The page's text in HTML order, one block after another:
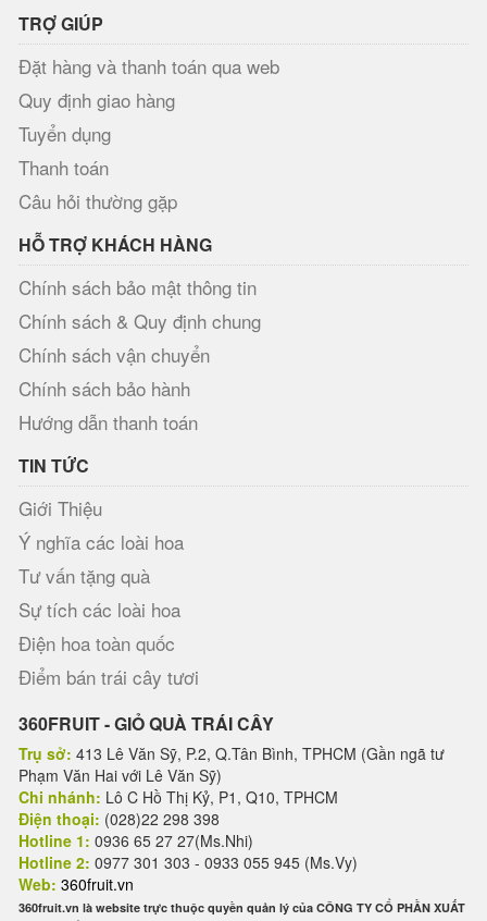
TRỢ GIÚP
Đặt hàng và thanh toán qua web
Quy định giao hàng
Tuyển dụng
Thanh toán
Câu hỏi thường gặp
HỖ TRỢ KHÁCH HÀNG
Chính sách bảo mật thông tin
Chính sách & Quy định chung
Chính sách vận chuyển
Chính sách bảo hành
Hướng dẫn thanh toán
TIN TỨC
Giới Thiệu
Ý nghĩa các loài hoa
Tư vấn tặng quà
Sự tích các loài hoa
Điện hoa toàn quốc
Điểm bán trái cây tươi
360FRUIT - GIỎ QUÀ TRÁI CÂY
Trụ sở: 413 Lê Văn Sỹ, P.2, Q.Tân Bình, TPHCM (Gần ngã tư
Phạm Văn Hai với Lê Văn Sỹ)
Chi nhánh: Lô C Hồ Thị Kỷ, P1, Q10, TPHCM
Điện thoại: (028)22 298 398
Hotline 1: 0936 65 27 27(Ms.Nhi)
Hotline 2: 0977 301 303 - 0933 055 945 (Ms.Vy)
Web: 360fruit.vn
360fruit.vn là website trực thuộc quyền quản lý của CÔNG TY CỔ PHẦN XUẤT